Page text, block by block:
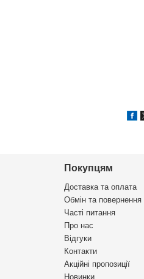
Покупцям
Доставка та оплата
Обмін та повернення
Часті питання
Про нас
Відгуки
Контакти
Акційні пропозиції
Новинки